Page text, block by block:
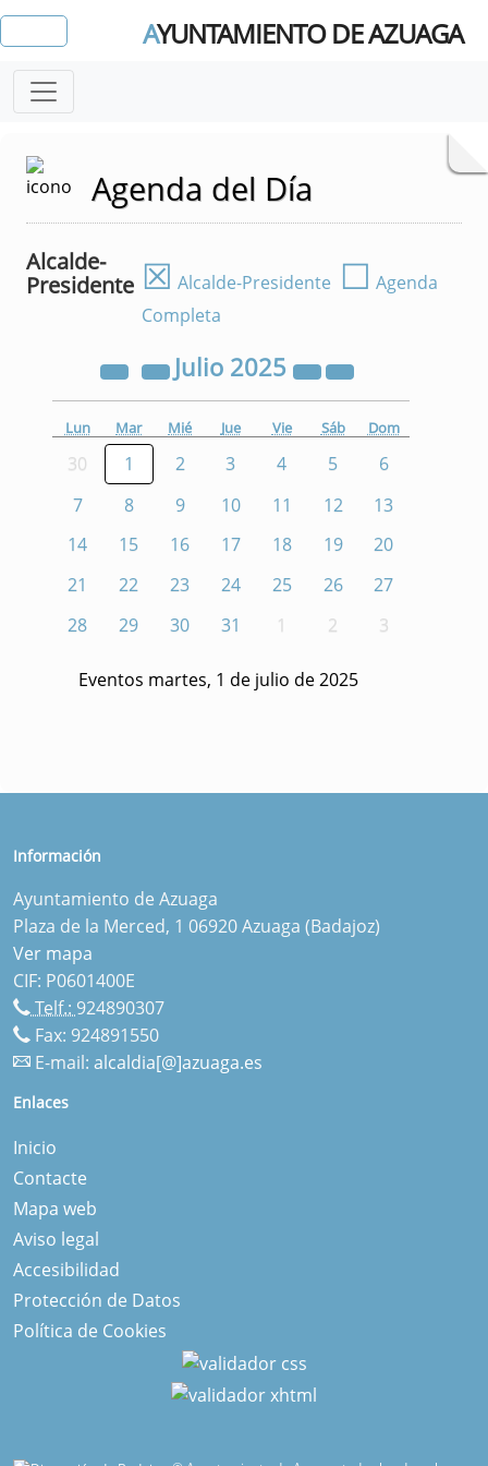
AYUNTAMIENTO DE AZUAGA
Agenda del Día
Alcalde-
Presidente ☒ Alcalde-Presidente ☐ Agenda
Completa
Julio 2025
Lun Mar Mié Jue Vie Sáb Dom
30 1 2 3 4 5
6
7
8 9 10 11 12
13
14
15 16 17 18 19
20
21
22 23 24 25 26
27
28
29 30 31 1 2 3
Eventos martes, 1 de julio de 2025
Información
Ayuntamiento de Azuaga
Plaza de la Merced, 1 06920 Azuaga (Badajoz)
Ver mapa
CIF: P0601400E
Telf.: 924890307
Fax: 924891550
E-mail: alcaldia[@]azuaga.es
Enlaces
Inicio
Contacte
Mapa web
Aviso legal
Accesibilidad
Protección de Datos
Política de Cookies